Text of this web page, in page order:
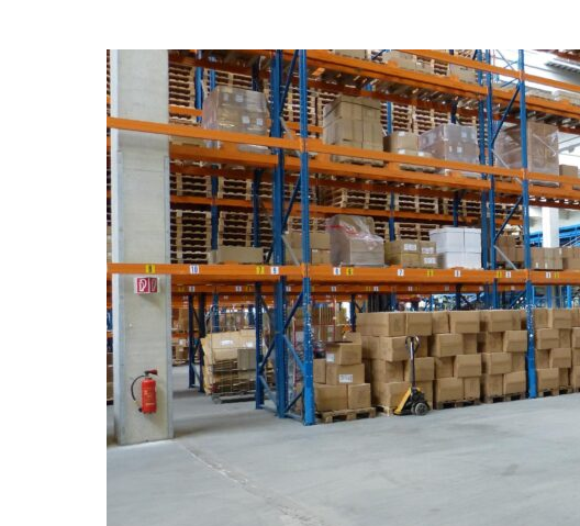
スマート・トレー
ディング
SMART TRADING
トラック予約・受付システム
「トラック簿」ご紹介
『CO2排出量デ
ビス』
COMPANY
企業情報
グローバルネット
Global Network
電子公告
Electronic Public Notice